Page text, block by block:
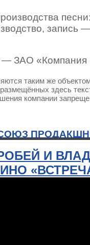
запись
— ЗАО
таким же
здесь
компании
И